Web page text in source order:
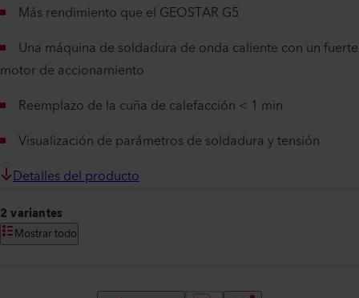
Más rendimiento que el GEOSTAR G5
Una máquina de soldadura de onda caliente con un fuerte
motor de accionamiento
Reemplazo de la cuña de calefacción < 1 min
Visualización de parámetros de soldadura y tensión
Detalles del producto
2 variantes
Mostrar todo